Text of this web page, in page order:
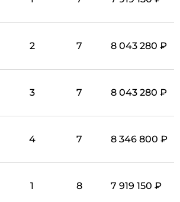
2 7 8 043 280 ₽
3 7 8 043 280 ₽
4 7 8 346 800 ₽
1 8 7 919 150 ₽